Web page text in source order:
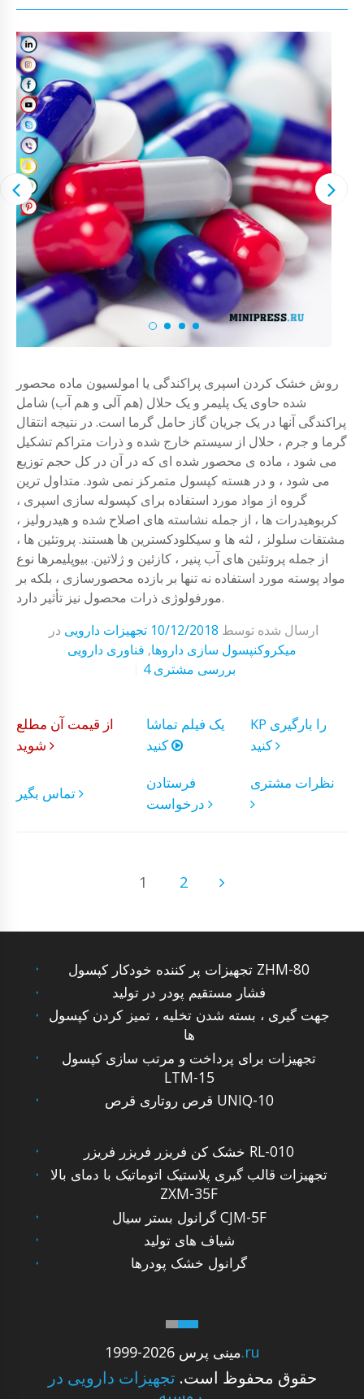
روش خشک کردن اسپری پراکندگی یا امولسیون ماده محصور
شده حاوی یک پلیمر و یک حلال (هم آلی و هم آب) شامل
پراکندگی آنها در یک جریان گاز حامل گرما است. در نتیجه انتقال
گرما و جرم ، حلال از سیستم خارج شده و ذرات متراکم تشکیل
می شود ، ماده ی محصور شده ای که در آن در کل حجم توزیع
می شود ، و در هسته کپسول متمرکز نمی شود. متداول ترین
گروه از مواد مورد استفاده برای کپسوله سازی اسپری ،
کربوهیدرات ها ، از جمله نشاسته های اصلاح شده و هیدرولیز ،
مشتقات سلولز ، لثه ها و سیکلودکسترین ها هستند. پروتئین ها ،
از جمله پروتئین های آب پنیر ، کازئین و ژلاتین. بیوپلیمرها نوع
مواد پوسته مورد استفاده نه تنها بر بازده محصورسازی ، بلکه بر
مورفولوژی ذرات محصول نیز تأثیر دارد.
ارسال شده توسط 10/12/2018 تجهیزات دارویی در
میکروکنپسول سازی داروها, فناوری دارویی
4 بررسی مشتری
از قیمت آن مطلع
یک فیلم تماشا
KP را بارگیری
فرستادن
نظرات مشتری
1 2
تجهیزات پر کننده خودکار کپسول ZHM-80
فشار مستقیم پودر در تولید
جهت گیری ، بسته شدن تخلیه ، تمیز کردن کپسول
ها
تجهیزات برای پرداخت و مرتب سازی کپسول
LTM-15
قرص روتاری قرص UNIQ-10
1999-2026 مینی پرس.ru
حقوق محفوظ است. تجهیزات دارویی در
خشک کن فریزر فریزر فریزر RL-010
تجهیزات قالب گیری پلاستیک اتوماتیک با دمای بالا
ZXM-35F
گرانول بستر سیال CJM-5F
شیاف های تولید
گرانول خشک پودرها